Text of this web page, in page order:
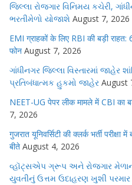
જિલ્લા રોજગાર વિનિમય કચેરી,
ભરતીમેળો યોજાશે August 7, 2026
EMI ग्राहकों के लिए RBI की बड़ी राहत:
फोन August 7, 2026
ગાંધીનગર જિલ્લા વિસ્તારમાં જાહેર
પ્રતિબંધાત્મક હુકમો જાહેર August
NEET-UG पेपर लीक मामले में CBI का
7, 2026
गुजरात यूनिवर्सिटी की क्लर्क भर्ती
बीते August 4, 2026
વ્હૉટ્સએપ ગ્રૂપ અને રોજગાર
યુવતીનું ઉત્તમ ઉદાહરણ ખુશી પરમાર